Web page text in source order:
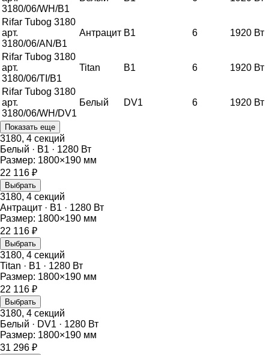
3180/06/WH/B1
Rifar Tubog 3180
арт.
3180/06/AN/B1
Антрацит B1 6 1920 Вт
Rifar Tubog 3180
арт.
3180/06/TI/B1
Titan B1 6 1920 Вт
Rifar Tubog 3180
арт.
3180/06/WH/DV1
Белый DV1 6 1920 Вт
Показать еще
3180, 4 секций
Белый · B1 · 1280 Вт
Размер: 1800×190 мм
22 116 ₽
Выбрать
3180, 4 секций
Антрацит · B1 · 1280 Вт
Размер: 1800×190 мм
22 116 ₽
Выбрать
3180, 4 секций
Titan · B1 · 1280 Вт
Размер: 1800×190 мм
22 116 ₽
Выбрать
3180, 4 секций
Белый · DV1 · 1280 Вт
Размер: 1800×190 мм
31 296 ₽